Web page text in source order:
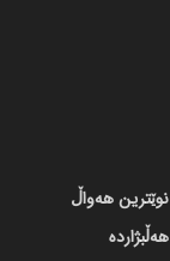
نوێترین هەواڵ
هەڵبژاردە